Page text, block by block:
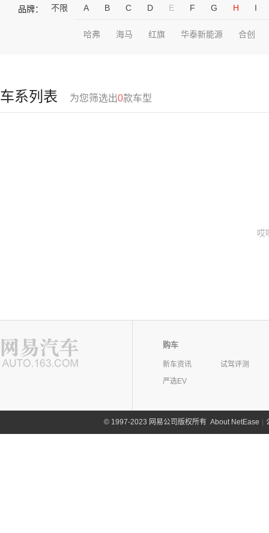
品牌： 不限 A B C D E F G H I
哈弗 海马 红旗 华泰新能源 合创
车系列表 为您筛选出0款车型
哎
购车
新车资讯
试驾评测
严选EV
©1997-2023 网易公司版权所有 About NetEase